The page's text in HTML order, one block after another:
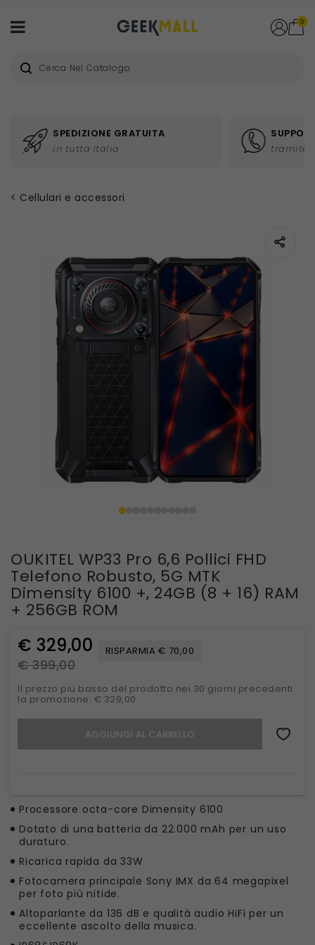
0
SPEDIZIONE GRATUITA
in tutta Italia tramite
Cellulari e accessori
OUKITEL WP33 Pro 6,6 Pollici FHD
Telefono Robusto, 5G MTK
Dimensity 6100 +, 24GB (8 + 16) RAM
+ 256GB ROM
€ 329,00
€ 399,00
RISPARMIA € 70,00
Il prezzo più basso del prodotto nei 30 giorni precedenti
la promozione: € 329,00
AGGIUNGI AL CARRELLO
Processore octa-core Dimensity 6100
Dotato di una batteria da 22.000 mAh per un uso
duraturo.
Ricarica rapida da 33W
Fotocamera principale Sony IMX da 64 megapixel
per foto più nitide.
Altoparlante da 136 dB e qualità audio HiFi per un
eccellente ascolto della musica.